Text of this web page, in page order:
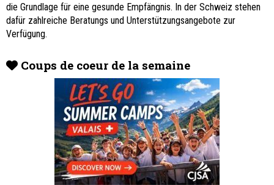
die Grundlage für eine gesunde Empfängnis. In der Schweiz stehen
dafür zahlreiche Beratungs und Unterstützungsangebote zur
Verfügung.
Coups de coeur de la semaine